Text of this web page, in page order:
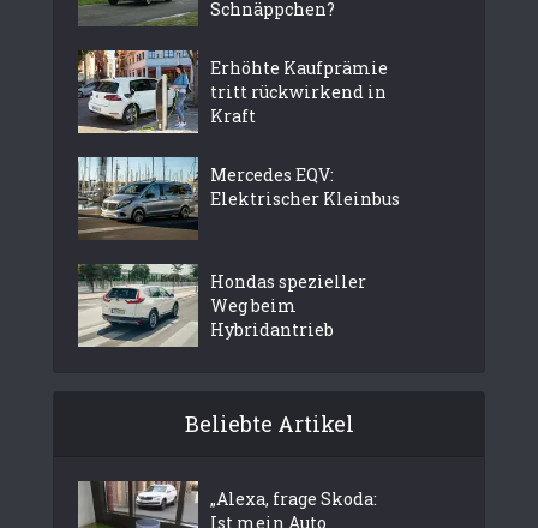
Schnäppchen?
Erhöhte Kaufprämie
tritt rückwirkend in
Kraft
Mercedes EQV:
Elektrischer Kleinbus
Hondas spezieller
Weg beim
Hybridantrieb
Beliebte Artikel
„Alexa, frage Skoda:
Ist mein Auto